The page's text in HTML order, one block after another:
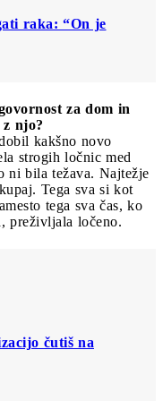
raka: “On je
za dom in
z njo?
kakšno novo
strogih ločnic med
ni bila težava. Najtežje
Tega sva si kot
tega sva čas, ko
preživljala ločeno.
čutiš na